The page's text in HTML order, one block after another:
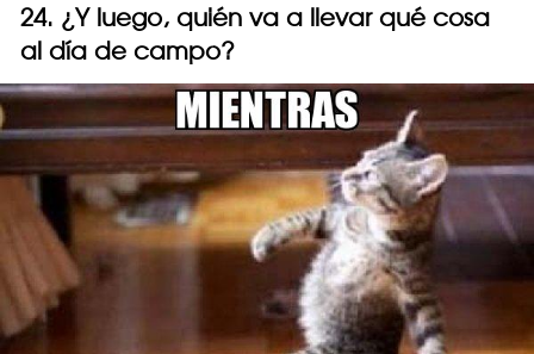
24. ¿Y luego, quién va a llevar qué cosa
al día de campo?